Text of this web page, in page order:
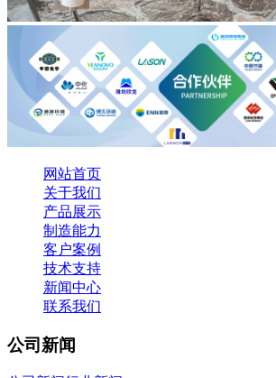
网站首页
关于我们
产品展示
制造能力
客户案例
技术支持
新闻中心
联系我们
公司新闻